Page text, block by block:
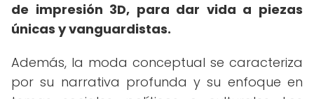
de impresión 3D, para dar vida a piezas
únicas y vanguardistas.
Además, la moda conceptual se caracteriza
por su narrativa profunda y su enfoque en